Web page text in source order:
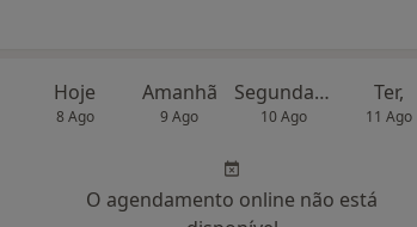
Hoje
8 Ago
Amanhã
9 Ago
Segunda-feira
10 Ago
Ter,
11 Ago
O agendamento online não está